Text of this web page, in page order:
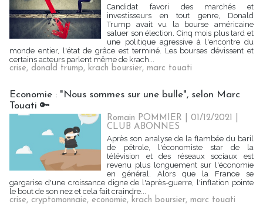
Candidat favori des marchés et
investisseurs en tout genre, Donald
Trump avait vu la bourse américaine
saluer son élection. Cinq mois plus tard et
une politique agressive à l'encontre du
monde entier, l'état de grâce est terminé. Les bourses dévissent et
certains acteurs parlent même de krach...
crise, donald trump, krach boursier, marc touati
Economie : "Nous sommes sur une bulle", selon Marc
Touati 🔑
Romain POMMIER | 01/12/2021
CLUB ABONNES
Après son analyse de la flambée du baril
de pétrole, l'économiste star de la
télévision et des réseaux sociaux est
revenu plus longuement sur l'économie
en général. Alors que la France se
gargarise d'une croissance digne de l'après-guerre, l'inflation pointe
le bout de son nez et cela fait craindre...
crise, cryptomonnaie, economie, krach boursier, marc touati